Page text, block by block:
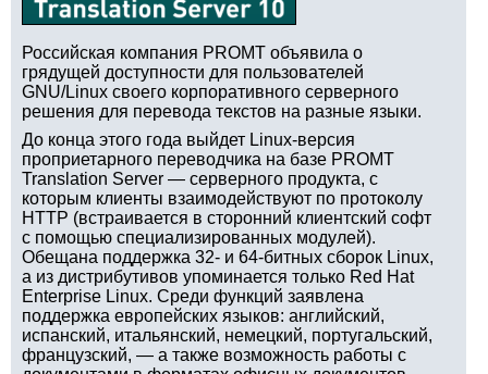
Российская компания PROMT объявила о
грядущей доступности для пользователей
GNU/Linux своего корпоративного серверного
решения для перевода текстов на разные языки.
До конца этого года выйдет Linux-версия
проприетарного переводчика на базе PROMT
Translation Server — серверного продукта, с
которым клиенты взаимодействуют по протоколу
HTTP (встраивается в сторонний клиентский софт
с помощью специализированных модулей).
Обещана поддержка 32- и 64-битных сборок Linux,
а из дистрибутивов упоминается только Red Hat
Enterprise Linux. Среди функций заявлена
поддержка европейских языков: английский,
испанский, итальянский, немецкий, португальский,
французский, — а также возможность работы с